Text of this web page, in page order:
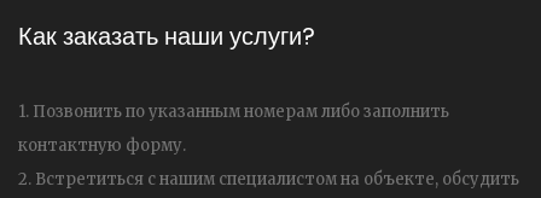
Как заказать наши услуги?
1. Позвонить по указанным номерам либо заполнить
контактную форму.
2. Встретиться с нашим специалистом на объекте, обсудить